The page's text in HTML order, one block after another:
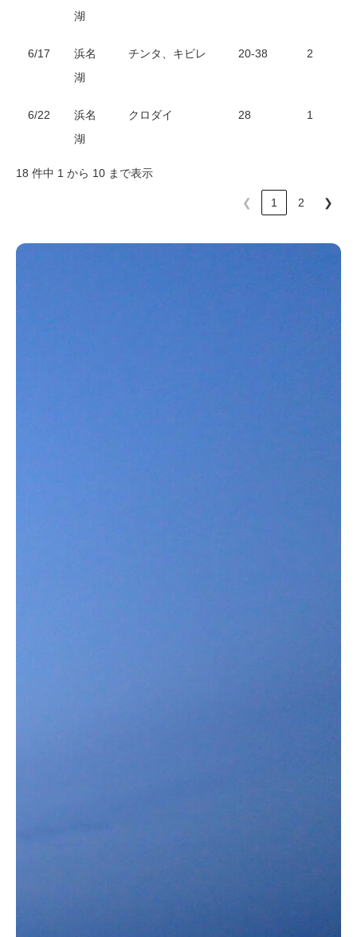
湖
6/17
浜名
湖
チンタ、キビレ 20-38 2
6/22
浜名
湖
クロダイ 28 1
18 件中 1 から 10 まで表示
❮ 1 2 ❯